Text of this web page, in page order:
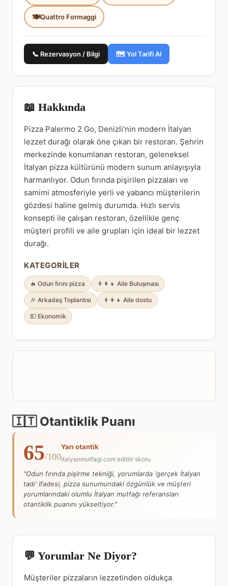
Quattro Formaggi
📞 Rezervasyon / Bilgi 🗺️ Yol Tarifi Al
📖 Hakkında
Pizza Palermo 2 Go, Denizli'nin modern İtalyan
lezzet durağı olarak öne çıkan bir restoran. Şehrin
merkezinde konumlanan restoran, geleneksel
İtalyan pizza kültürünü modern sunum anlayışıyla
harmanlıyor. Odun fırında pişirilen pizzaları ve
samimi atmosferiyle yerli ve yabancı müşterilerin
gözdesi haline gelmiş durumda. Hızlı servis
konsepti ile çalışan restoran, özellikle genç
müşteri profili ve aile grupları için ideal bir lezzet
durağı.
KATEGORILER
🔥 Odun fırını pizza 👨‍👩‍👧 Aile Buluşması
🎉 Arkadaş Toplantısı 👨‍👩‍👧 Aile dostu
💵 Ekonomik
🇮🇹 Otantiklik Puanı
65/100
Yarı otantik
italyanmutfagi.com editör skoru
"Odun fırında pişirme tekniği, yorumlarda 'gerçek İtalyan
tadı' ifadesi, pizza sunumundaki özgünlük ve müşteri
yorumlarındaki olumlu İtalyan mutfağı referansları
otantiklik puanını yükseltiyor."
💬 Yorumlar Ne Diyor?
Müşteriler pizzaların lezzetinden oldukça